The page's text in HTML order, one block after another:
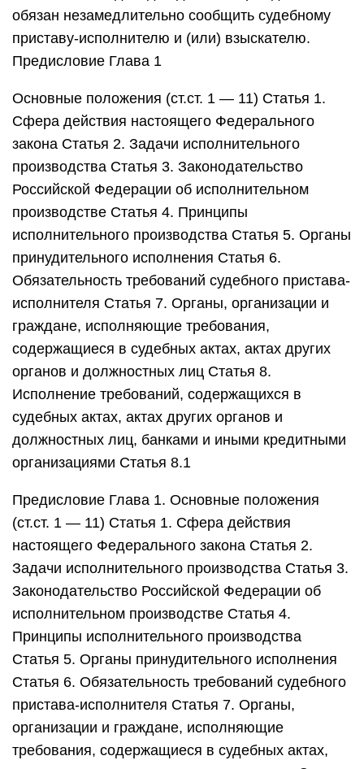
обязан незамедлительно сообщить судебному
приставу-исполнителю и (или) взыскателю.
Предисловие Глава 1
Основные положения (ст.ст. 1 — 11) Статья 1.
Сфера действия настоящего Федерального
закона Статья 2. Задачи исполнительного
производства Статья 3. Законодательство
Российской Федерации об исполнительном
производстве Статья 4. Принципы
исполнительного производства Статья 5. Органы
принудительного исполнения Статья 6.
Обязательность требований судебного пристава-
исполнителя Статья 7. Органы, организации и
граждане, исполняющие требования,
содержащиеся в судебных актах, актах других
органов и должностных лиц Статья 8.
Исполнение требований, содержащихся в
судебных актах, актах других органов и
должностных лиц, банками и иными кредитными
организациями Статья 8.1
Предисловие Глава 1. Основные положения
(ст.ст. 1 — 11) Статья 1. Сфера действия
настоящего Федерального закона Статья 2.
Задачи исполнительного производства Статья 3.
Законодательство Российской Федерации об
исполнительном производстве Статья 4.
Принципы исполнительного производства
Статья 5. Органы принудительного исполнения
Статья 6. Обязательность требований судебного
пристава-исполнителя Статья 7. Органы,
организации и граждане, исполняющие
требования, содержащиеся в судебных актах,